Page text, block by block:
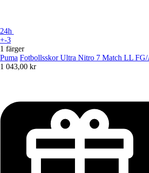
24h
+-3
1 färger
Puma Fotbollsskor Ultra Nitro 7 Match LL
1 043,00 kr